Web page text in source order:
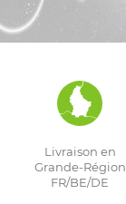
Livraison en
Grande-Région
FR/BE/DE